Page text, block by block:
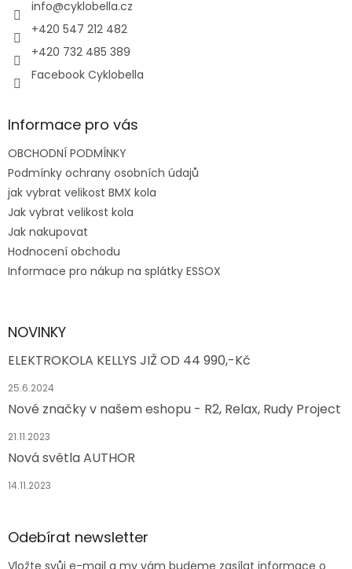
info@cyklobella.cz
+420 547 212 482
+420 732 485 389
Facebook Cyklobella
Informace pro vás
OBCHODNÍ PODMÍNKY
Podmínky ochrany osobních údajů
jak vybrat velikost BMX kola
Jak vybrat velikost kola
Jak nakupovat
Hodnocení obchodu
Informace pro nákup na splátky ESSOX
NOVINKY
ELEKTROKOLA KELLYS JIŽ OD 44 990,-Kč
25.6.2024
Nové značky v našem eshopu - R2, Relax, Rudy Project
21.11.2023
Nová světla AUTHOR
14.11.2023
Odebírat newsletter